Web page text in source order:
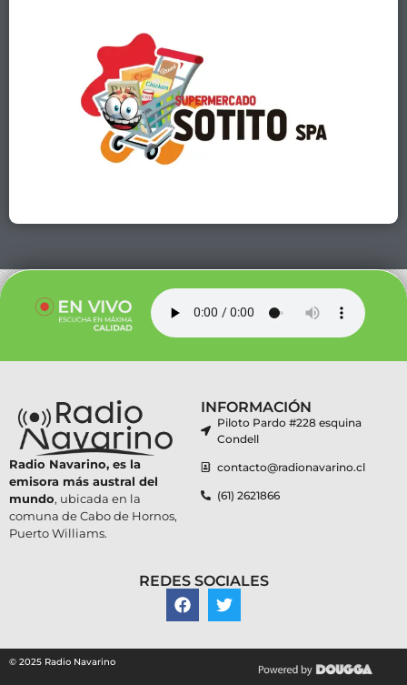
Radio Navarino, es la
emisora más austral del
mundo, ubicada en la
comuna de Cabo de Hornos,
Puerto Williams.
INFORMACIÓN
Piloto Pardo #228 esquina
Condell
contacto@radionavarino.cl
(61) 2621866
REDES SOCIALES
© 2025 Radio Navarino